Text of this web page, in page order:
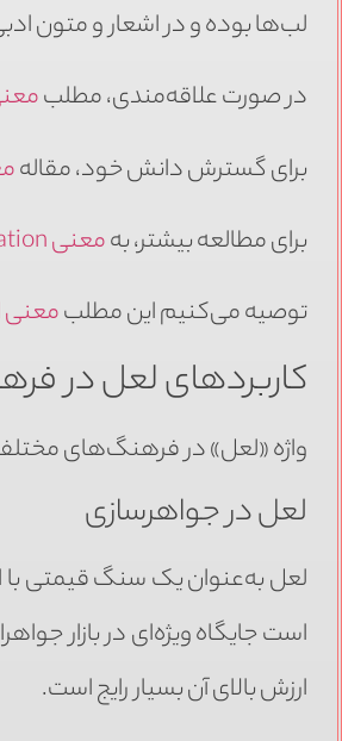
لب‌ها بوده و در اشعار و متون
در صورت علاقه‌مندی، مطلب
برای گسترش دانش خود، مقاله
برای مطالعه بیشتر، بهمعنی notification در گوشی
توصیه می‌کنیم این مطلبمعنی
کاربردهای لعل در
واژه «لعل» در فرهنگ‌های
لعل در جواهرسازی
لعل به‌عنوان یک سنگ قیمتی با
است جایگاه ویژه‌ای در بازار
ارزش بالای آن بسیار رایج است.